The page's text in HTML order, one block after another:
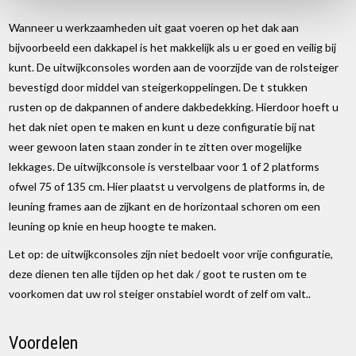
Wanneer u werkzaamheden uit gaat voeren op het dak aan
bijvoorbeeld een dakkapel is het makkelijk als u er goed en veilig bij
kunt. De uitwijkconsoles worden aan de voorzijde van de rolsteiger
bevestigd door middel van steigerkoppelingen. De t stukken
rusten op de dakpannen of andere dakbedekking. Hierdoor hoeft u
het dak niet open te maken en kunt u deze configuratie bij nat
weer gewoon laten staan zonder in te zitten over mogelijke
lekkages. De uitwijkconsole is verstelbaar voor 1 of 2 platforms
ofwel 75 of 135 cm. Hier plaatst u vervolgens de platforms in, de
leuning frames aan de zijkant en de horizontaal schoren om een
leuning op knie en heup hoogte te maken.
Let op: de uitwijkconsoles zijn niet bedoelt voor vrije configuratie,
deze dienen ten alle tijden op het dak / goot te rusten om te
voorkomen dat uw rol steiger onstabiel wordt of zelf om valt..
Voordelen